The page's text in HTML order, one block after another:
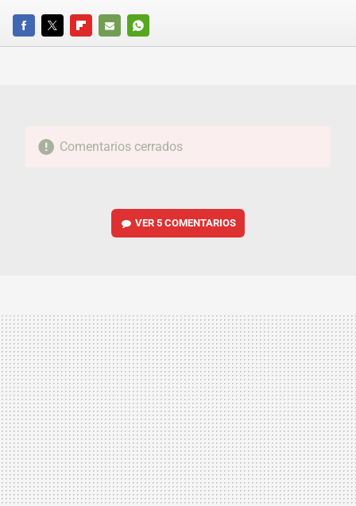
FACEBOOKTWITTERFLIPBOARD
E-
WHATSAPP
Comentarios cerrados
VER5 COMENTARIOS